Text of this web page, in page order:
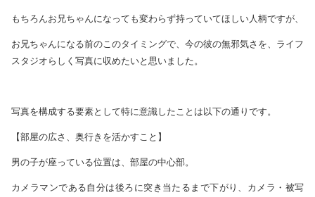
もちろんお兄ちゃんになっても変わらず持っていてほしい人柄ですが、
お兄ちゃんになる前のこのタイミングで、今の彼の無邪気さを、ライフ
スタジオらしく写真に収めたいと思いました。
写真を構成する要素として特に意識したことは以下の通りです。
【部屋の広さ、奥行きを活かすこと】
男の子が座っている位置は、部屋の中心部。
カメラマンである自分は後ろに突き当たるまで下がり、カメラ・被写